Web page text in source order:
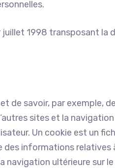
juillet 1998 transposant la
de savoir, par exemple,
sites et la
Un cookie est un
des informations relatives
navigation ultérieure sur